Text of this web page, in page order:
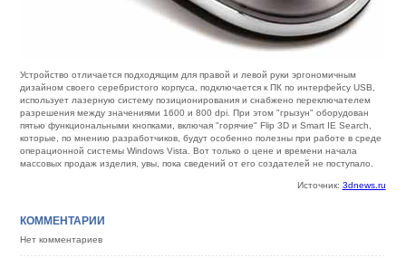
Устройство отличается подходящим для правой и левой руки эргономичным
дизайном своего серебристого корпуса, подключается к ПК по интерфейсу USB,
использует лазерную систему позиционирования и снабжено переключателем
разрешения между значениями 1600 и 800 dpi. При этом "грызун" оборудован
пятью функциональными кнопками, включая "горячие" Flip 3D и Smart IE Search,
которые, по мнению разработчиков, будут особенно полезны при работе в среде
операционной системы Windows Vista. Вот только о цене и времени начала
массовых продаж изделия, увы, пока сведений от его создателей не поступало.
Источник: 3dnews.ru
КОММЕНТАРИИ
Нет комментариев